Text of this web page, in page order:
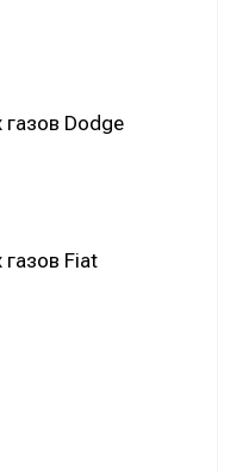
Dodge
Fiat